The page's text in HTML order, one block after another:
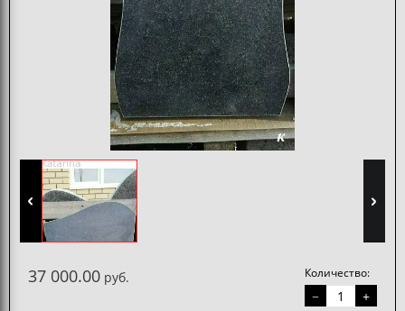
37 000.00 руб. Количество:
− +